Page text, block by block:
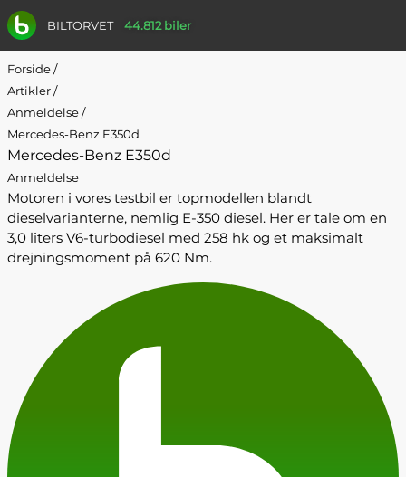
BILTORVET 44.812 biler
Forside/
Artikler/
Anmeldelse/
Mercedes-Benz E350d
Mercedes-Benz E350d
Anmeldelse
Motoren i vores testbil er topmodellen blandt
dieselvarianterne, nemlig E-350 diesel. Her er tale om en
3,0 liters V6-turbodiesel med 258 hk og et maksimalt
drejningsmoment på 620 Nm.